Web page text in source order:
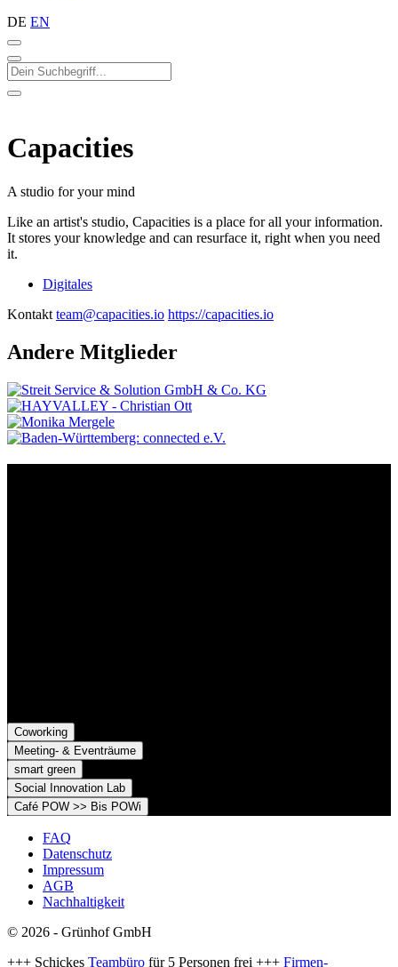
DE EN
Capacities
A studio for your mind
Like an artist's studio, Capacities is a place for all your information.
It stores your knowledge and can resurface it, right when you need
it.
Digitales
Kontakt team@capacities.io https://capacities.io
Andere Mitglieder
Coworking
Meeting- & Eventräume
smart green
Social Innovation Lab
Café POW >> Bis POWi
FAQ
Datenschutz
Impressum
AGB
Nachhaltigkeit
© 2026 - Grünhof GmbH
+++ Schickes Teambüro für 5 Personen frei +++ Firmen-